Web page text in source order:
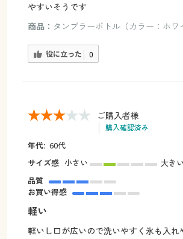
やすいそうです
商品： タンブラーボトル（カラー：ホワ
役に立った 0
ご購入者様
購入確認済み
年代: 60代
サイズ感 小さい
大きい
品質
お買い得感
軽い
軽いし口が広いので洗いやすく氷も入れ